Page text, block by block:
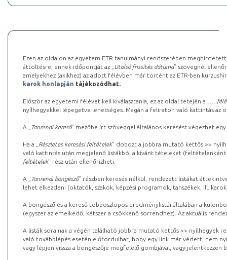
Ezen az oldalon az egyetem ETR tanulmányi rendszerében
áttöltésre, ennek időpontját az „ Utolsó frissítés dátuma” szövegnél
amelyekhez (akikhez) az adott félévben már történt az ETR-ben
karok honlapján tájékozódhat.
Először az egyetemi félévet kell kiválasztania, ez az oldal tetején a „
…
nyílhegyekkel lépegetve lehetséges. Magán a feliraton való kattintás az
A „ Tanrendi kereső” mezőbe írt szöveggel általános keresést végezhet
Ha a „ Részletes keresési feltételek” dobozt a jobbra mutató kettős >>
való kattintás után megjelenő listákból a kívánt tételeket (feltételenként
feltételek” rész után ellenőrizheti.
A „ Tanrendi böngésző” részben keresés nélkül, rendezett listákat
lehet elkezdeni (oktatók, szakok, képzési programok, tanszékek, ill.
A böngésző és a kereső többoszlopos eredménylistái általában a
(egyszer az emelkedő, kétszer a csökkenő sorrendhez). Az aktuális
A listák sorainak a végén található jobbra mutató kettős >> nyílhegyek
való továbblépés esetén előfordulhat, hogy egy link már védett, nem
vagy lépjen vissza a böngészője megfelelő gombjával, vagy